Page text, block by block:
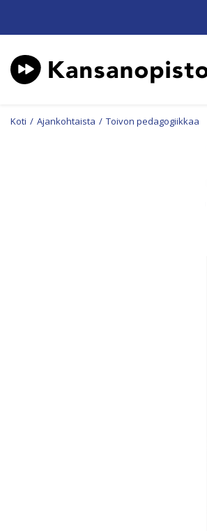
Koti / Ajankohtaista / Toivon pedagogiikkaa